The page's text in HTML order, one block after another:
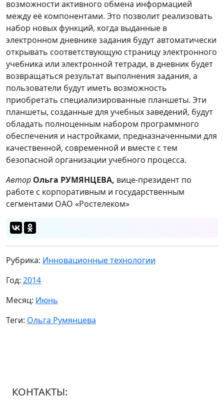
возможности активного обмена информацией
между её компонентами. Это позволит реализовать
набор новых функций, когда выданные в
электронном дневнике задания будут автоматически
открывать соответствующую страницу электронного
учебника или электронной тетради, в дневник будет
возвращаться результат выполнения задания, а
пользователи будут иметь возможность
приобретать специализированные планшеты. Эти
планшеты, созданные для учебных заведений, будут
обладать полноценным набором программного
обеспечения и настройками, предназначенными для
качественной, современной и вместе с тем
безопасной организации учебного процесса.
Автор Ольга РУМЯНЦЕВА, вице-президент по
работе с корпоративным и государственным
сегментами ОАО «Ростелеком»
Рубрика: Инновационные технологии
Год: 2014
Месяц: Июнь
Теги: Ольга Румянцева
КОНТАКТЫ: